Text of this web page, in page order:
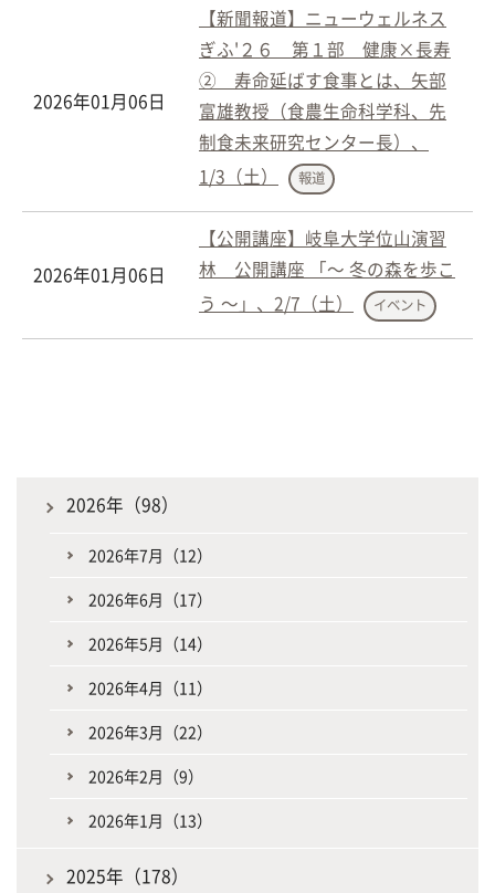
2026年01月06日
【新聞報道】ニューウェルネス
ぎふ'２６ 第１部 健康×長寿
② 寿命延ばす食事とは、矢部
富雄教授（食農生命科学科、先
制食未来研究センター長）、
1/3（土）
報道
2026年01月06日
【公開講座】岐阜大学位山演習
林 公開講座 「～ 冬の森を歩こ
う ～」、2/7（土）
イベント
2026年（98）
2026年7月（12）
2026年6月（17）
2026年5月（14）
2026年4月（11）
2026年3月（22）
2026年2月（9）
2026年1月（13）
2025年（178）